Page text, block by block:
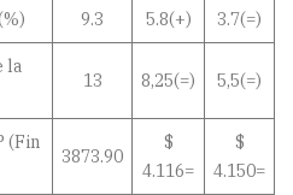
9.3 5.8(+) 3.7(=)
la
13 8,25(=) 5,5(=)
(Fin
3873.90
$
4.116=
$
4.150=